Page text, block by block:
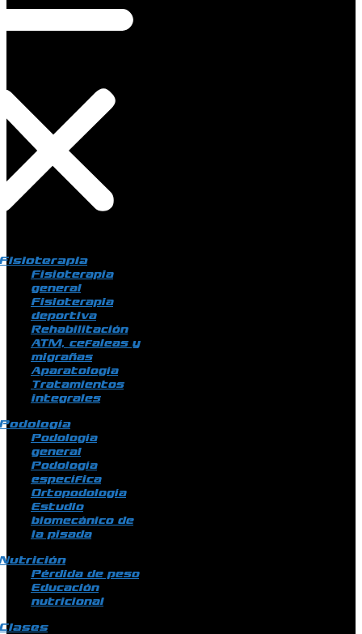
Fisioterapia
general
Fisioterapia
deportiva
Rehabilitación
ATM, cefaleas y
migrañas
Aparatología
Tratamientos
integrales
Podología
general
Podología
específica
Ortopodología
Estudio
biomecánico de
la pisada
Pérdida de peso
Educación
nutricional